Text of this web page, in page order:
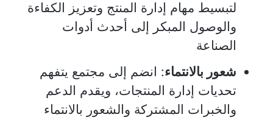
لتبسيط مهام إدارة المنتج وتعزيز الكفاءة
والوصول المبكر إلى أحدث أدوات
الصناعة
شعور بالانتماء: انضم إلى مجتمع يتفهم
تحديات إدارة المنتجات، ويقدم الدعم
والخبرات المشتركة والشعور بالانتماء